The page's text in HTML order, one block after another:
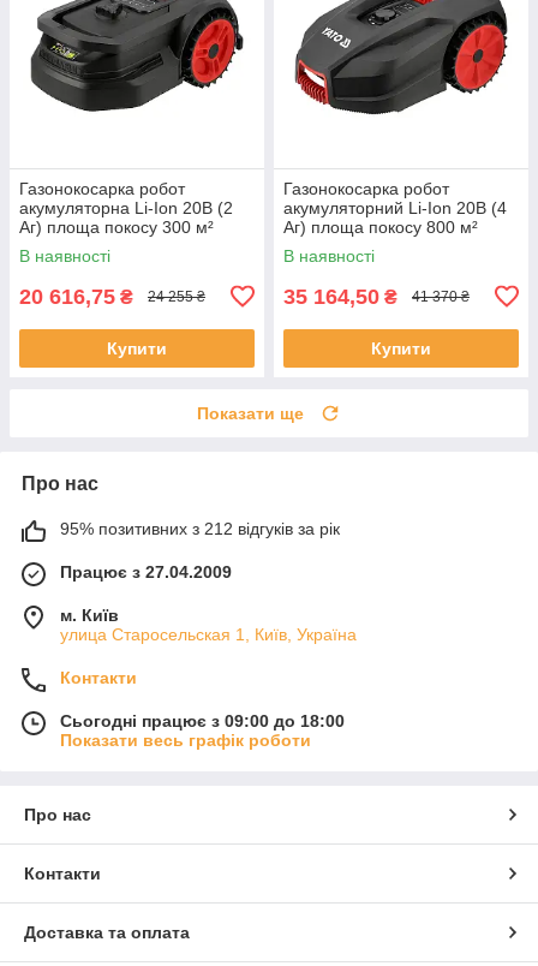
Газонокосарка робот
акумуляторна Li-Ion 20В (2
Аг) площа покосу 300 м²
(ширина 16 см/ висота 20-50
мм) Yato YT-852090
В наявності
20 616,75 ₴ 24 255 ₴
Купити
Газонокосарка робот
акумуляторний Li-Ion 20В (4
Аг) площа покосу 800 м²
(ширина 18 см/ висота 20-60
мм) Yato YT-852092
В наявності
35 164,50 ₴ 41 370 ₴
Купити
Показати ще
Про нас
95% позитивних з 212 відгуків за рік
Працює з 27.04.2009
м. Київ
улица Старосельская 1, Київ, Україна
Контакти
Сьогодні працює з 09:00 до 18:00
Показати весь графік роботи
Про нас
Контакти
Доставка та оплата